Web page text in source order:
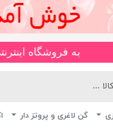
به فروشگاه اینترنتی آدلی شاپ خوش آمدید ***🚚***
گن لاغری و پروتز دار